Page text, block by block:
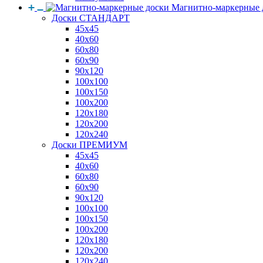
Магнитно-маркерные
Доски СТАНДАРТ
45x45
40x60
60x80
60x90
90x120
100x100
100x150
100x200
120x180
120x200
120x240
Доски ПРЕМИУМ
45x45
40x60
60x80
60x90
90x120
100x100
100x150
100x200
120x180
120x200
120x240